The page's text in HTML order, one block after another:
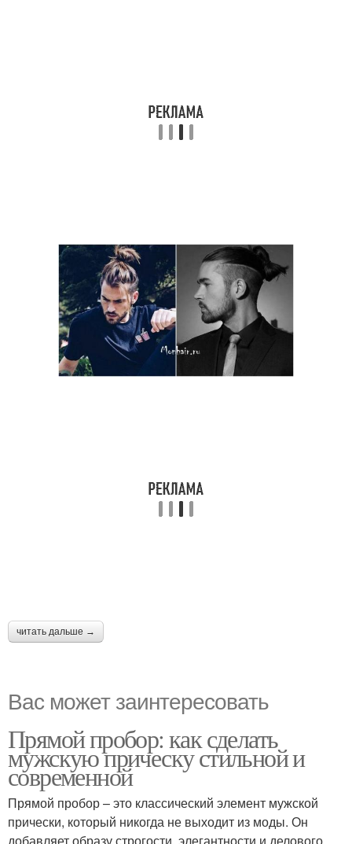
читать дальше →
Вас может заинтересовать
Прямой пробор: как сделать
мужскую прическу стильной и
современной
Прямой пробор – это классический элемент мужской
прически, который никогда не выходит из моды. Он
добавляет образу строгости, элегантности и делового